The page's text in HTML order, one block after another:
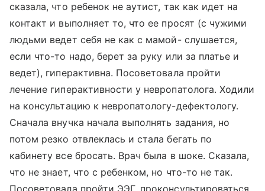
сказала, что ребенок не аутист, так как идет на
контакт и выполняет то, что ее просят (с чужими
людьми ведет себя не как с мамой- слушается,
если что-то надо, берет за руку или за платье и
ведет), гиперактивна. Посоветовала пройти
лечение гиперактивности у невропатолога. Ходили
на консультацию к невропатологу-дефектологу.
Сначала внучка начала выполнять задания, но
потом резко отвлеклась и стала бегать по
кабинету все бросать. Врач была в шоке. Сказала,
что не знает, что с ребенком, но что-то не так.
Посоветовала пройти ЭЭГ, проконсультироваться